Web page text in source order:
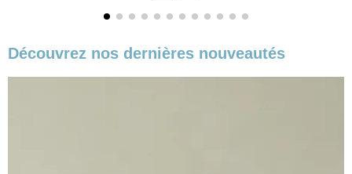
Découvrez nos dernières nouveautés